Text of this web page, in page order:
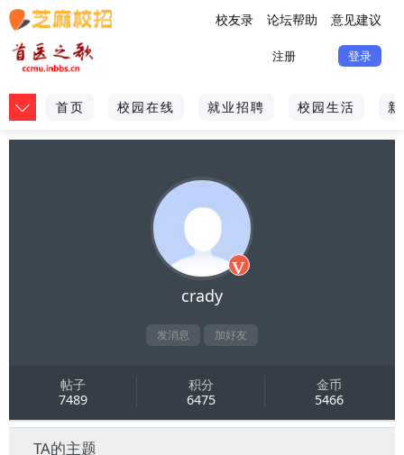
校友录 论坛帮助 意见建议
注册 登录
首页 校园在线 就业招聘 校园生活
v
crady
发消息 加好友
帖子
7489
积分
6475
金币
5466
TA的主题